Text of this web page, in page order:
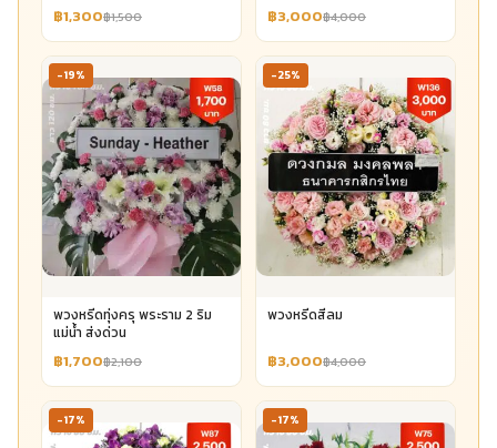
฿1,300฿1,500 ฿3,000฿4,000
-19%
พวงหรีดทุ่งครุ พระราม 2 ริม
แม่น้ำ ส่งด่วน
฿1,700฿2,100
-25%
พวงหรีดสีลม
฿3,000฿4,000
-17% -17%